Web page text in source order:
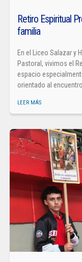
Retiro Espiritual
familia
En el Liceo Salazar y
Pastoral, vivimos el
espacio
orientado al
LEER MÁS